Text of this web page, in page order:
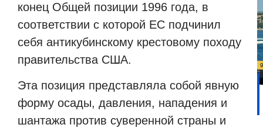
конец Общей позиции 1996 года, в
соответствии с которой ЕС подчинил
себя антикубинскому крестовому походу
правительства США.
Эта позиция представляла собой явную
форму осады, давления, нападения и
шантажа против суверенной страны и